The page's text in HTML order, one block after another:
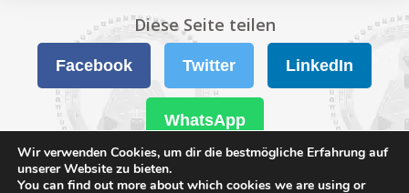
Wir verwenden Cookies, um dir die bestmögliche Erfahrung auf
unserer Website zu bieten.
You can find out more about which cookies we are using or
Diese Seite teilen
Facebook Twitter LinkedIn
WhatsApp